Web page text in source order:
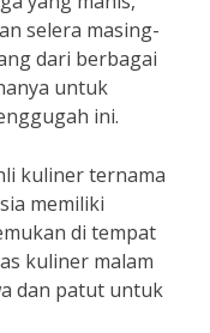
selera masing-
dari berbagai
untuk
ini.
kuliner ternama
memiliki
di tempat
kuliner malam
dan patut untuk